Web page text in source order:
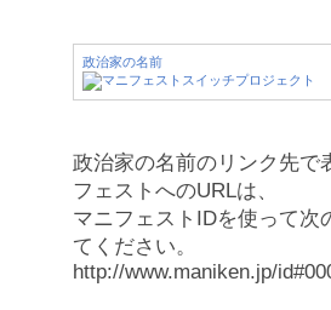
政治家の名前
政治家の名前のリンク先で
フェストへのURLは、
マニフェストIDを使って次
てください。
http://www.maniken.jp/